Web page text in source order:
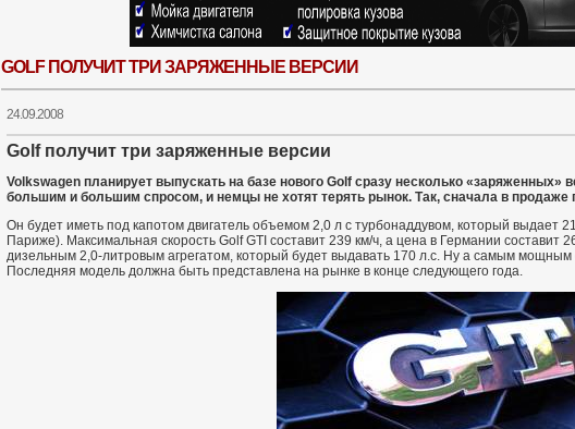
GOLF ПОЛУЧИТ ТРИ ЗАРЯЖЕННЫЕ ВЕРСИИ
24.09.2008
Golf получит три заряженные версии
Volkswagen планирует выпускать на базе нового Golf сразу несколько «заряженных»
большим и большим спросом, и немцы не хотят терять рынок. Так, сначала в продаже
Он будет иметь под капотом двигатель объемом 2,0 л с турбонаддувом, который выдает
Париже). Максимальная скорость Golf GTI составит 239 км/ч, а цена в Германии составит
дизельным 2,0-литровым агрегатом, который будет выдавать 170 л.с. Ну а самым
Последняя модель должна быть представлена на рынке в конце следующего года.